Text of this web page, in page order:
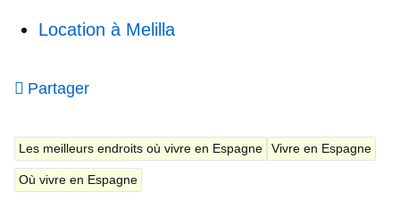
Location à Melilla
Partager
Les meilleurs endroits où vivre en Espagne Vivre en Espagne
Où vivre en Espagne